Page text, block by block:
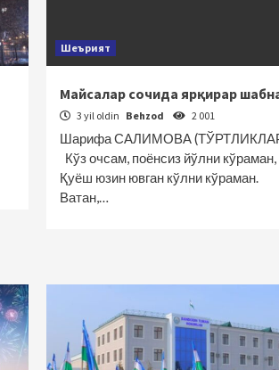
Шеърият
Майсалар сочида ярқирар
3 yil oldin Behzod 2 001
Шарифа САЛИМОВА
Кўз очсам, поёнсиз йўлни кўраман,
Қуёш юзин ювган кўлни кўраман.
Ватан,…